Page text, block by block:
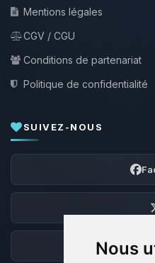
Nous
Mentions légales
CGV / CGU
Conditions de partenariat
Politique de confidentialité
SUIVEZ-NOUS